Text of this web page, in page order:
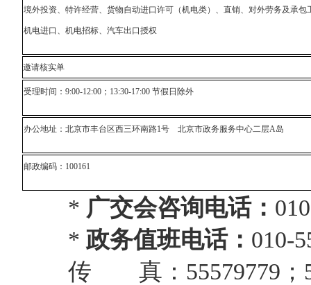
境外投资、特许经营、货物自动进口许可（机电类）、直销、对外劳务及承
机电进口、机电招标、汽车出口授权
邀请核实单
受理时间：9:00-12:00；13:30-17:00 节假日除外
办公地址：北京市丰台区西三环南路1号 北京市政务服务中心二层A岛
邮政编码：100161
* 广交会咨询电话：
* 政务值班电话： 010-
传 真：55579779